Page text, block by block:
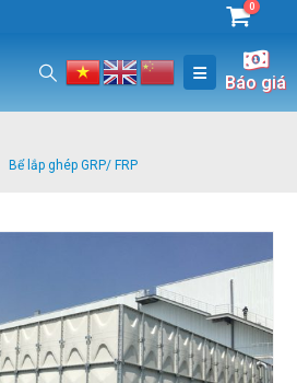
0
Báo giá
Bể lắp ghép GRP/ FRP